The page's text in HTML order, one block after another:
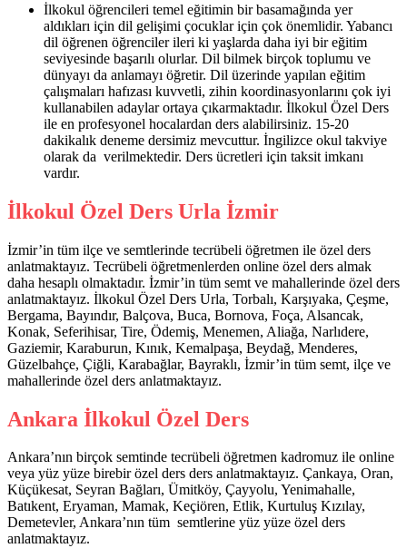
İlkokul öğrencileri temel eğitimin bir basamağında yer
aldıkları için dil gelişimi çocuklar için çok önemlidir. Yabancı
dil öğrenen öğrenciler ileri ki yaşlarda daha iyi bir eğitim
seviyesinde başarılı olurlar. Dil bilmek birçok toplumu ve
dünyayı da anlamayı öğretir. Dil üzerinde yapılan eğitim
çalışmaları hafızası kuvvetli, zihin koordinasyonlarını çok iyi
kullanabilen adaylar ortaya çıkarmaktadır. İlkokul Özel Ders
ile en profesyonel hocalardan ders alabilirsiniz. 15-20
dakikalık deneme dersimiz mevcuttur. İngilizce okul takviye
olarak da verilmektedir. Ders ücretleri için taksit imkanı
vardır.
İlkokul Özel Ders Urla İzmir
İzmir’in tüm ilçe ve semtlerinde tecrübeli öğretmen ile özel ders
anlatmaktayız. Tecrübeli öğretmenlerden online özel ders almak
daha hesaplı olmaktadır. İzmir’in tüm semt ve mahallerinde özel ders
anlatmaktayız. İlkokul Özel Ders Urla, Torbalı, Karşıyaka, Çeşme,
Bergama, Bayındır, Balçova, Buca, Bornova, Foça, Alsancak,
Konak, Seferihisar, Tire, Ödemiş, Menemen, Aliağa, Narlıdere,
Gaziemir, Karaburun, Kınık, Kemalpaşa, Beydağ, Menderes,
Güzelbahçe, Çiğli, Karabağlar, Bayraklı, İzmir’in tüm semt, ilçe ve
mahallerinde özel ders anlatmaktayız.
Ankara İlkokul Özel Ders
Ankara’nın birçok semtinde tecrübeli öğretmen kadromuz ile online
veya yüz yüze birebir özel ders ders anlatmaktayız. Çankaya, Oran,
Küçükesat, Seyran Bağları, Ümitköy, Çayyolu, Yenimahalle,
Batıkent, Eryaman, Mamak, Keçiören, Etlik, Kurtuluş Kızılay,
Demetevler, Ankara’nın tüm semtlerine yüz yüze özel ders
anlatmaktayız.